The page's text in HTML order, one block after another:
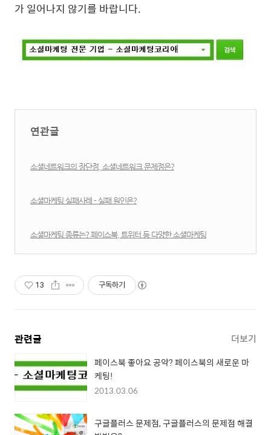
가 일어나지 않기를 바랍니다.
연관글
소셜네트워크의 장단점, 소셜네트워크 문제점은?
소셜마케팅 실패사례 - 실패 원인은?
소셜마케팅 종류는? 페이스북, 트위터 등 다양한 소셜마케팅
13 구독하기
관련글 더보기
페이스북 좋아요 공약? 페이스북의 새로운 마
케팅!
2013.03.06
구글플러스 문제점, 구글플러스의 문제점 해결